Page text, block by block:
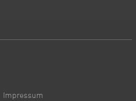
Impressum